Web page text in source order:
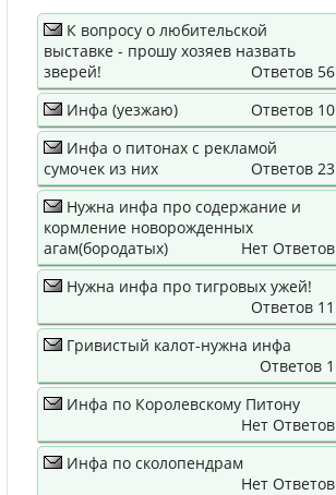
К вопросу о любительской
выставке - прошу хозяев назвать
зверей!
Ответов 56
Инфа (уезжаю)
Ответов 10
Инфа о питонах c рекламой
сумочек из них
Ответов 23
Нужна инфа про содержание и
кормление новорожденных
агам(бородатых)
Нет Ответов
Нужна инфа про тигровых ужей!
Ответов 11
Гривистый калот-нужна инфа
Ответов 1
Инфа по Королевскому Питону
Нет Ответов
Инфа по сколопендрам
Нет Ответов